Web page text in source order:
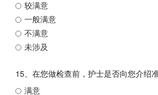
较满意
一般满意
不满意
未涉及
15、在您做检查前，护士是否向您介绍
满意